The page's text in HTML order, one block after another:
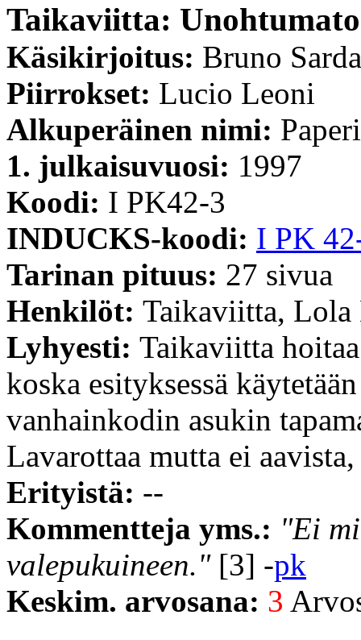
Taikaviitta:
Käsikirjoitus: Bruno Sarda
Piirrokset: Lucio Leoni
Alkuperäinen nimi:
1. julkaisuvuosi: 1997
Koodi: I PK42-3
INDUCKS-koodi: I PK
Tarinan pituus: 27 sivua
Henkilöt: Taikaviitta,
Lyhyesti: Taikaviitta
koska esityksessä
vanhainkodin asukin
Lavarottaa mutta ei
Erityistä: --
Kommentteja yms.: "Ei
valepukuineen."[3] -pk
Keskim. arvosana: 3